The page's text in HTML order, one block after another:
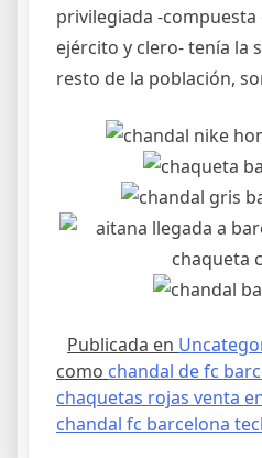
privilegiada -
ejército y clero- tenía la
resto de la población,
Publicada en
como chandal de fc
chaquetas rojas venta
chandal fc barcelona